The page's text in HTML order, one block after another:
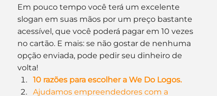
Em pouco tempo você terá um excelente
slogan em suas mãos por um preço bastante
acessível, que você poderá pagar em 10 vezes
no cartão. E mais: se não gostar de nenhuma
opção enviada, pode pedir seu dinheiro de
volta!
10 razões para escolher a We Do Logos.
Ajudamos empreendedores com a